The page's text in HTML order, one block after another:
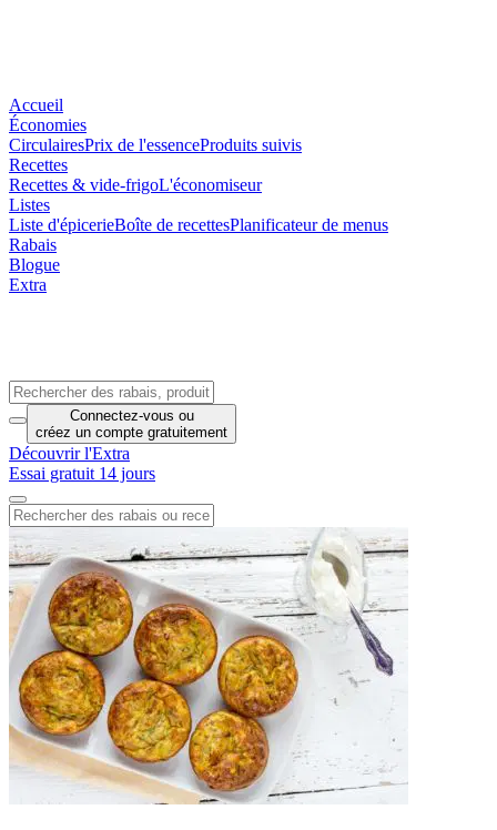
Accueil
Économies
CirculairesPrix de l'essenceProduits suivis
Recettes
Recettes & vide-frigoL'économiseur
Listes
Liste d'épicerieBoîte de recettesPlanificateur de menus
Rabais
Blogue
Extra
Connectez-vous ou
créez un compte gratuitement
Découvrir l'Extra
Essai gratuit 14 jours